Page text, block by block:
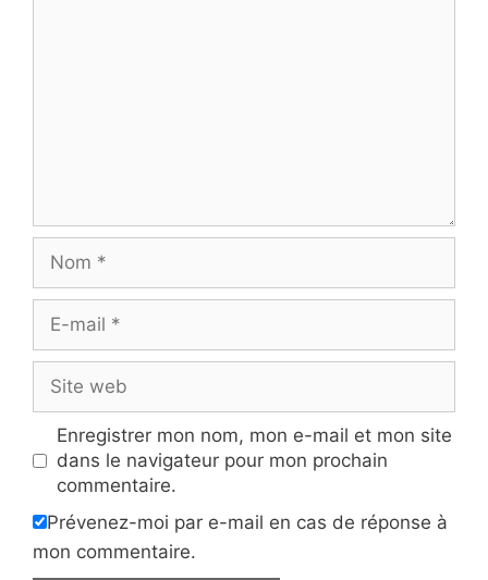
mail
web
Enregistrer mon nom, mon e-mail et mon site
dans le navigateur pour mon prochain
commentaire.
Prévenez-moi par e-mail en cas de réponse à
mon commentaire.